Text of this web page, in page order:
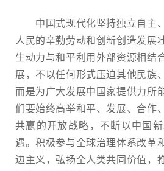
中国式现代化坚持独立自主
人民的辛勤劳动和创新创造发展
生动力与和平利用外部资源相结
展，不以任何形式压迫其他民族
而是为广大发展中国家提供力所
们要始终高举和平、发展、合作
共赢的开放战略，不断以中国
遇。积极参与全球治理体系改革
边主义，弘扬全人类共同价值，